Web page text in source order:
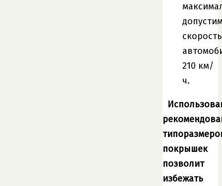
скорость
210 км/
ч.
покрышек
позволит
избежать